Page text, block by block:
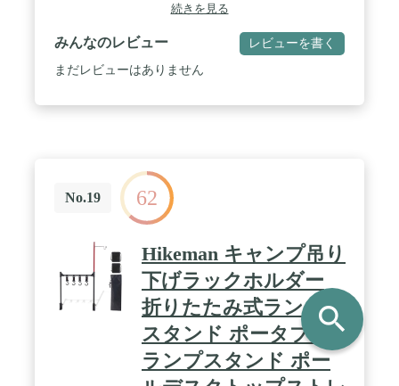
続きを見る
みんなのレビュー レビューを書く
まだレビューはありません
No.19 62
Hikeman キャンプ吊り
下げラックホルダー
折りたたみ式ランタン
スタンド ポータブル
ランプスタンド ポー
search